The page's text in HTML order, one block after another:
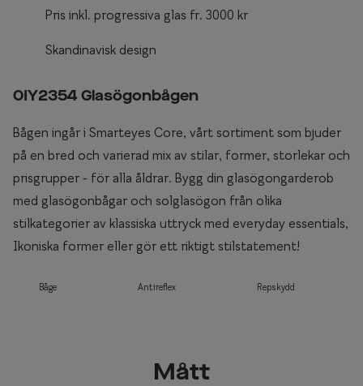
Pris inkl. progressiva glas fr. 3000 kr
Skandinavisk design
0IY2354 Glasögonbågen
Bågen ingår i Smarteyes Core, vårt sortiment som bjuder
på en bred och varierad mix av stilar, former, storlekar och
prisgrupper - för alla åldrar. Bygg din glasögongarderob
med glasögonbågar och solglasögon från olika
stilkategorier av klassiska uttryck med everyday essentials,
Ikoniska former eller gör ett riktigt stilstatement!
Båge Antireflex Repskydd
Mått